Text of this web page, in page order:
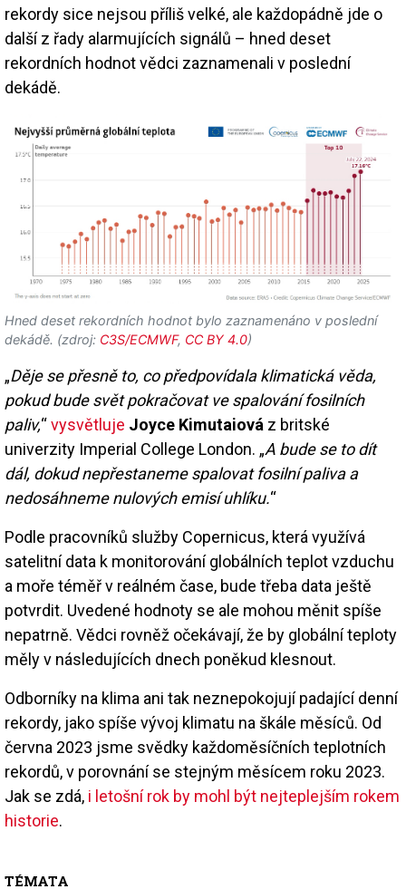
rekordy sice nejsou příliš velké, ale každopádně jde o
další z řady alarmujících signálů – hned deset
rekordních hodnot vědci zaznamenali v poslední
dekádě.
Hned deset rekordních hodnot bylo zaznamenáno v poslední
dekádě. (zdroj: C3S/ECMWF, CC BY 4.0)
„Děje se přesně to, co předpovídala klimatická věda,
pokud bude svět pokračovat ve spalování fosilních
paliv,“vysvětluje Joyce Kimutaiová z britské
univerzity Imperial College London. „A bude se to dít
dál, dokud nepřestaneme spalovat fosilní paliva a
nedosáhneme nulových emisí uhlíku.“
Podle pracovníků služby Copernicus, která využívá
satelitní data k monitorování globálních teplot vzduchu
a moře téměř v reálném čase, bude třeba data ještě
potvrdit. Uvedené hodnoty se ale mohou měnit spíše
nepatrně. Vědci rovněž očekávají, že by globální teploty
měly v následujících dnech poněkud klesnout.
Odborníky na klima ani tak neznepokojují padající denní
rekordy, jako spíše vývoj klimatu na škále měsíců. Od
června 2023 jsme svědky každoměsíčních teplotních
rekordů, v porovnání se stejným měsícem roku 2023.
Jak se zdá, i letošní rok by mohl být nejteplejším rokem
historie.
TÉMATA